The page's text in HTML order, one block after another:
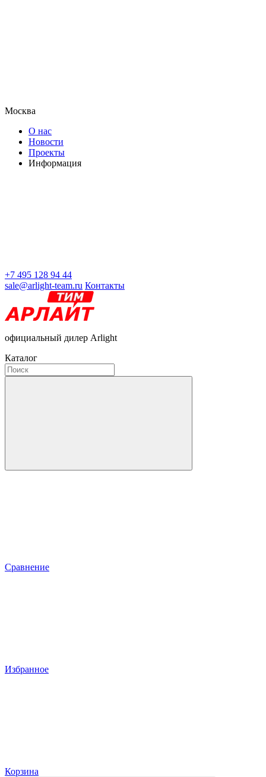
Москва
О нас
Новости
Проекты
Информация
+7 495 128 94 44
sale@arlight-team.ru Контакты
официальный дилер Arlight
Каталог
Сравнение
Избранное
Корзина